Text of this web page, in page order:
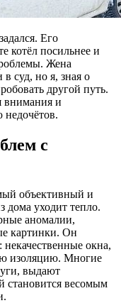
Его
котёл посильнее и
Жена
суд, но я, зная о
другой путь.
внимания и
с
объективный и
дома уходит тепло.
аномалии,
картинки. Он
окна,
изоляцию. Многие
выдают
становится весомым